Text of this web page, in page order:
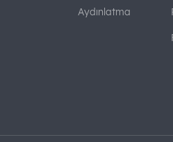
Aydınlatma